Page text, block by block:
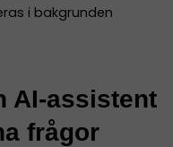
i bakgrunden
AI-assistent
frågor